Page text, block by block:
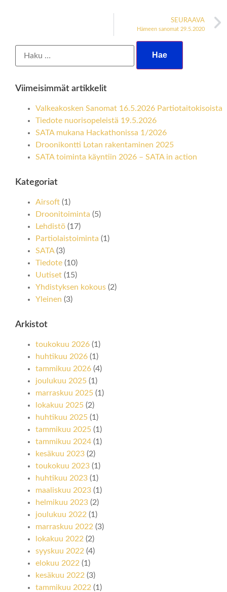
SEURAAVA
Hämeen sanomat 29.5.2020
Viimeisimmät artikkelit
Valkeakosken Sanomat 16.5.2026 Partiotaitokisoista
Tiedote nuorisopeleistä 19.5.2026
SATA mukana Hackathonissa 1/2026
Droonikontti Lotan rakentaminen 2025
SATA toiminta käyntiin 2026 – SATA in action
Kategoriat
Airsoft (1)
Droonitoiminta (5)
Lehdistö (17)
Partiolaistoiminta (1)
SATA(3)
Tiedote (10)
Uutiset (15)
Yhdistyksen kokous (2)
Yleinen (3)
Arkistot
toukokuu 2026 (1)
huhtikuu 2026 (1)
tammikuu 2026 (4)
joulukuu 2025 (1)
marraskuu 2025 (1)
lokakuu 2025 (2)
huhtikuu 2025 (1)
tammikuu 2025 (1)
tammikuu 2024 (1)
kesäkuu 2023 (2)
toukokuu 2023 (1)
huhtikuu 2023 (1)
maaliskuu 2023 (1)
helmikuu 2023 (2)
joulukuu 2022 (1)
marraskuu 2022 (3)
lokakuu 2022 (2)
syyskuu 2022 (4)
elokuu 2022 (1)
kesäkuu 2022 (3)
tammikuu 2022 (1)